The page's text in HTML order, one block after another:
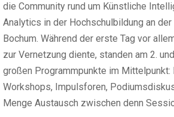
die Community rund um Künstliche
Analytics in der Hochschulbildung an
Bochum. Während der erste Tag vor
zur Vernetzung diente, standen am 2.
großen Programmpunkte im Mittelpunkt:
Workshops, Impulsforen,
Menge Austausch zwischen denn